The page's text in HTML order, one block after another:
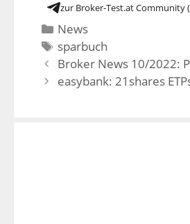
zur Broker-Test.at Community
News
sparbuch
Broker News 10/2022:
easybank: 21shares